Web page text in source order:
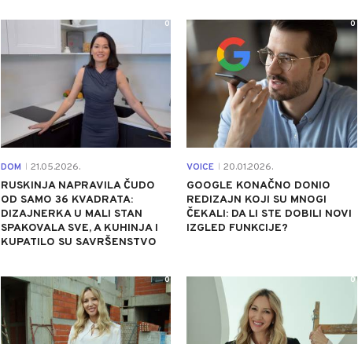
DOM 21.05.2026.
RUSKINJA NAPRAVILA ČUDO
OD SAMO 36 KVADRATA:
DIZAJNERKA U MALI STAN
SPAKOVALA SVE, A KUHINJA I
KUPATILO SU SAVRŠENSTVO
0
VOICE 20.01.2026.
GOOGLE KONAČNO DONIO
REDIZAJN KOJI SU MNOGI
ČEKALI: DA LI STE DOBILI NOVI
IZGLED FUNKCIJE?
0
0 0